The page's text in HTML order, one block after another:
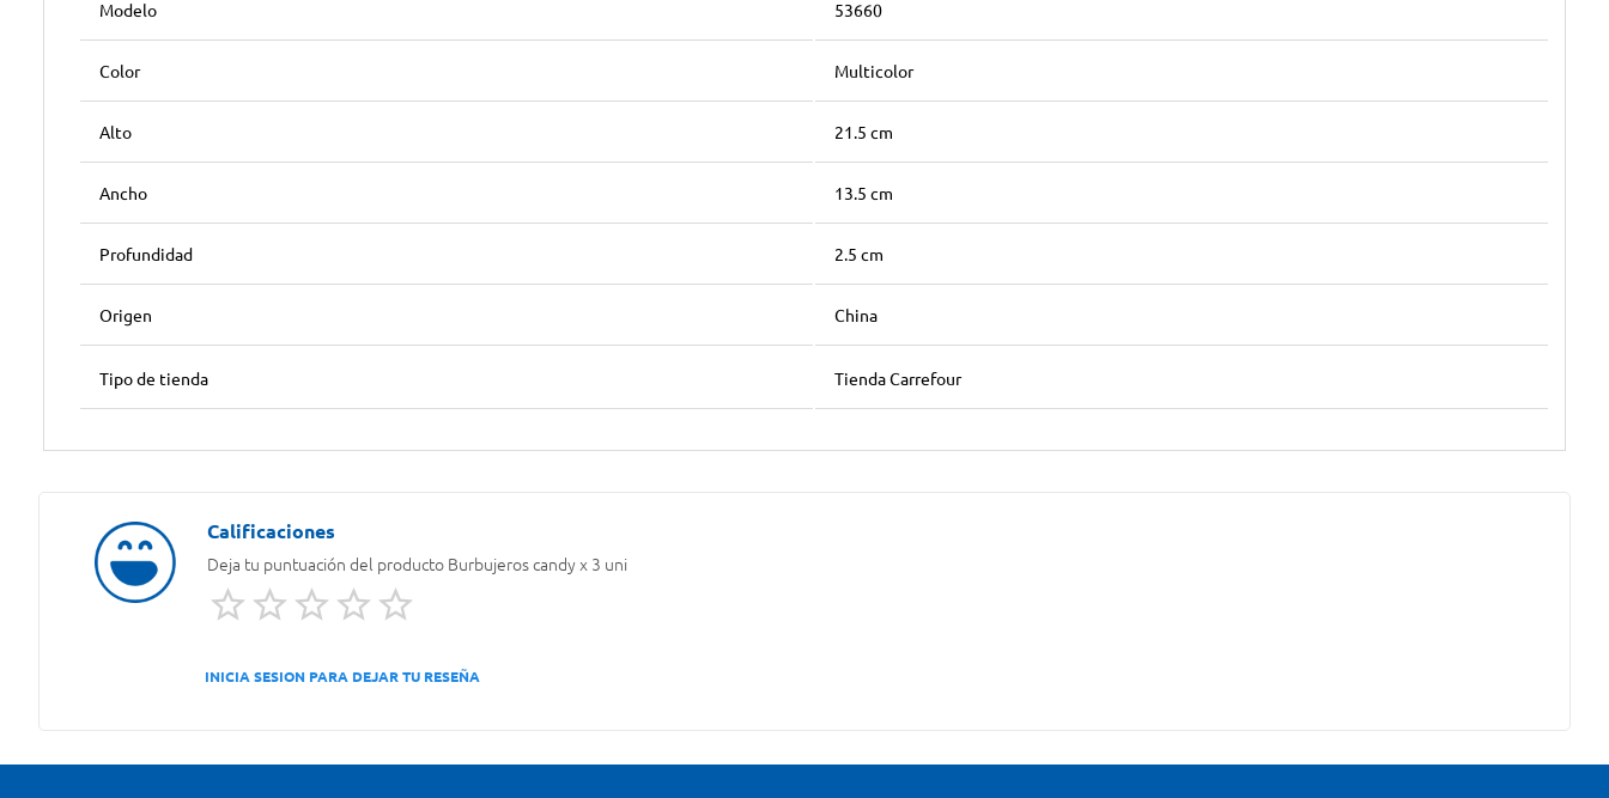
Modelo 53660
Color Multicolor
Alto 21.5 cm
Ancho 13.5 cm
Profundidad 2.5 cm
Origen China
Tipo de tienda Tienda Carrefour
Deja tu puntuación del producto Burbujeros candy x 3 uni
INICIA SESION PARA DEJAR TU RESEÑA